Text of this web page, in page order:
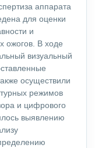
аппарата
для оценки
и
ожогов. В ходе
визуальный
осуществили
режимов
и цифрового
выявлению